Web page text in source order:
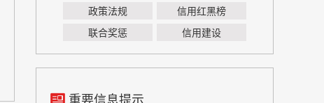
政策法规
信用红黑榜
联合奖惩
信用建设
重要信息提示